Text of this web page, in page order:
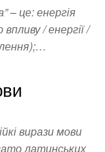
– це: енергія
/ енергії /
вирази мови
латинських